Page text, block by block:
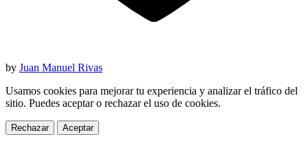
by Juan Manuel Rivas
Usamos cookies para mejorar tu experiencia y analizar el tráfico del
sitio. Puedes aceptar o rechazar el uso de cookies.
Rechazar Aceptar